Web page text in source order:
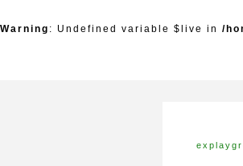
Warning : Undefined variable $live in /